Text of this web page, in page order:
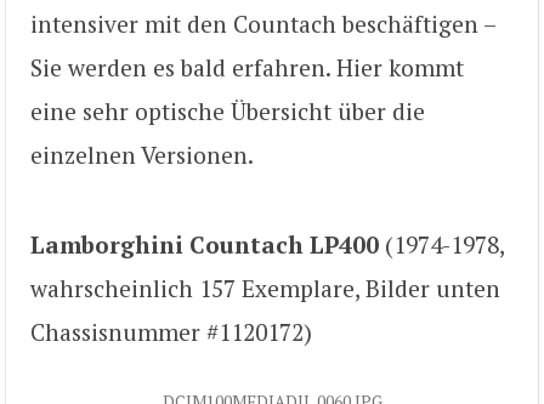
intensiver mit den Countach beschäftigen –
Sie werden es bald erfahren. Hier kommt
eine sehr optische Übersicht über die
einzelnen Versionen.
Lamborghini Countach LP400 (1974-1978,
wahrscheinlich 157 Exemplare, Bilder unten
Chassisnummer #1120172)